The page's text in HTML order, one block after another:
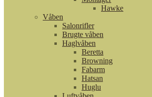
Hawke
Våben
Salonrifler
Brugte våben
Haglvåben
Beretta
Browning
Fabarm
Hatsan
Huglu